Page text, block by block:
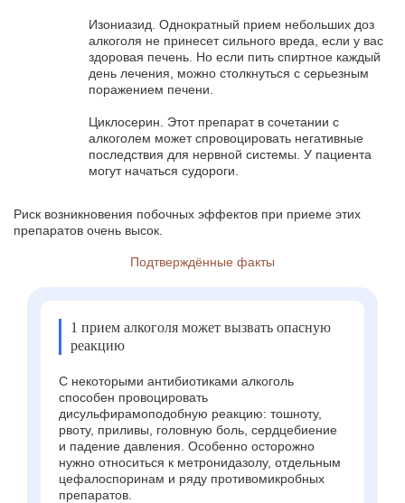
Изониазид. Однократный прием небольших доз
алкоголя не принесет сильного вреда, если у вас
здоровая печень. Но если пить спиртное каждый
день лечения, можно столкнуться с серьезным
поражением печени.
Циклосерин. Этот препарат в сочетании с
алкоголем может спровоцировать негативные
последствия для нервной системы. У пациента
могут начаться судороги.
Риск возникновения побочных эффектов при приеме этих
препаратов очень высок.
Подтверждённые факты
1 прием алкоголя может вызвать опасную
реакцию
С некоторыми антибиотиками алкоголь
способен провоцировать
дисульфирамоподобную реакцию: тошноту,
рвоту, приливы, головную боль, сердцебиение
и падение давления. Особенно осторожно
нужно относиться к метронидазолу, отдельным
цефалоспоринам и ряду противомикробных
препаратов.